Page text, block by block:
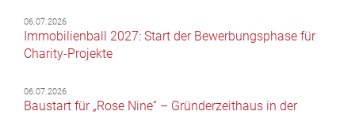
06.07.2026
Immobilienball 2027: Start der Bewerbungsphase für
Charity-Projekte
06.07.2026
Baustart für „Rose Nine“ – Gründerzeithaus in der